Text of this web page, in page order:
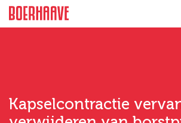
Kapselcontractie